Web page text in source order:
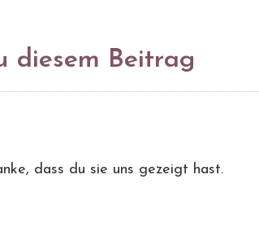
diesem Beitrag
dass du sie uns gezeigt hast.